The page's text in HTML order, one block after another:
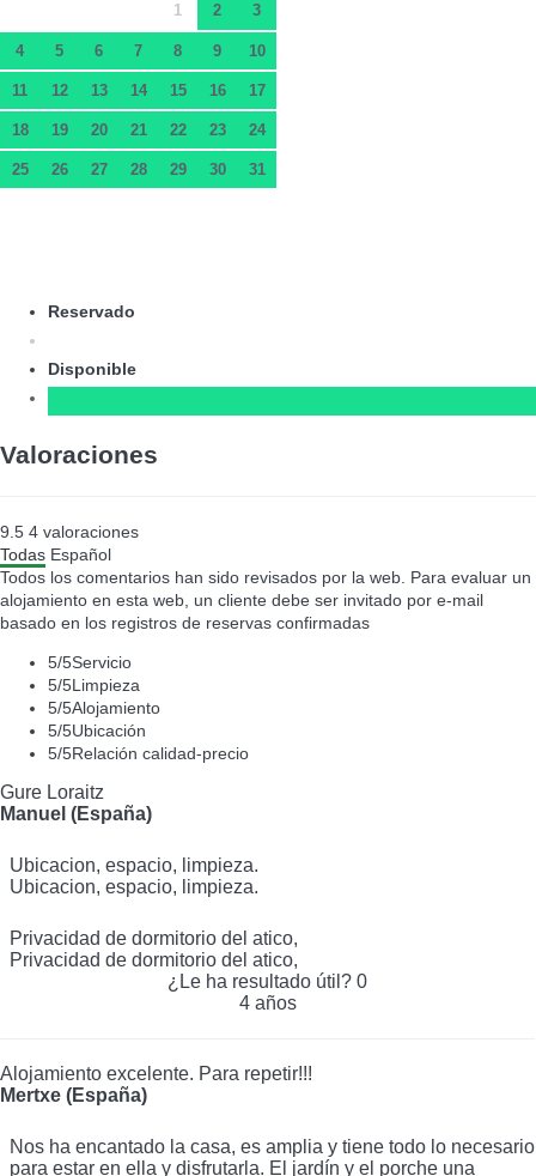
1 2 3
4 5 6 7 8 9 10
11 12 13 14 15 16 17
18 19 20 21 22 23 24
25 26 27 28 29 30 31
Reservado
Disponible
Valoraciones
9.5 4 valoraciones
Todas Español
Todos los comentarios han sido revisados por la web. Para evaluar un
alojamiento en esta web, un cliente debe ser invitado por e-mail
basado en los registros de reservas confirmadas
5/5Servicio
5/5Limpieza
5/5Alojamiento
5/5Ubicación
5/5Relación calidad-precio
Gure Loraitz
Manuel (España)
Ubicacion, espacio, limpieza.
Ubicacion, espacio, limpieza.
Privacidad de dormitorio del atico,
Privacidad de dormitorio del atico,
¿Le ha resultado útil? 0
4 años
Alojamiento excelente. Para repetir!!!
Mertxe (España)
Nos ha encantado la casa, es amplia y tiene todo lo necesario
para estar en ella y disfrutarla. El jardín y el porche una